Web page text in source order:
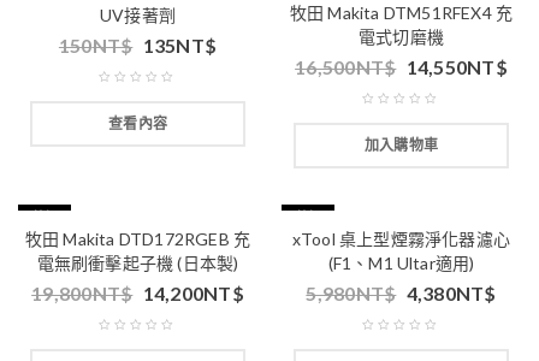
UV接著劑
150NT$ 135NT$
查看內容
牧田 Makita DTM51RFEX4 充
電式切磨機
16,500NT$ 14,550NT$
加入購物車
牧田 Makita DTD172RGEB 充
電無刷衝擊起子機 (日本製)
19,800NT$ 14,200NT$
xTool 桌上型煙霧淨化器濾心
(F1、M1 Ultar適用)
5,980NT$ 4,380NT$